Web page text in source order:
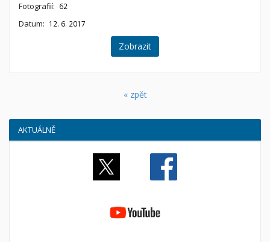
Fotografií: 62
Datum: 12. 6. 2017
Zobrazit
« zpět
AKTUÁLNĚ